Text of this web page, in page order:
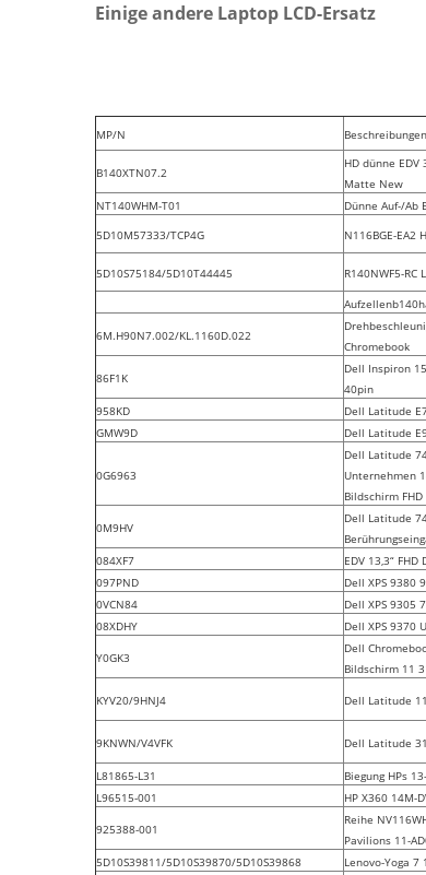
Einige andere Laptop LCD-Ersatz
MP/N Beschreibungen
B140XTN07.2
HD dünne
Matte New
NT140WHM-T01 Dünne Auf-/Ab
5D10M57333/TCP4G
N116BGE-EA2
5D10S75184/5D10T44445 R140NWF5-
6M.H90N7.002/KL.1160D.022
Chromebook
86F1K
Dell Inspiron
40pin
958KD
Dell Latitude
GMW9D
Dell Latitude
0G6963
Dell Latitude
Unternehmen
Bildschirm FHD
0M9HV
Dell Latitude
084XF7 EDV 13,3“
097PND
Dell XPS 9380
0VCN84
Dell XPS 9305
08XDHY
Dell XPS 9370
Y0GK3
Dell
Bildschirm 11
KYV20/9HNJ4 Dell Latitude
9KNWN/V4VFK Dell Latitude
L81865-L31
Biegung HPs
L96515-001
HP X360 14M-
925388-001
Reihe
Pavilions 11-
5D10S39811/5D10S39870/5D10S39868
Lenovo-Yoga 7